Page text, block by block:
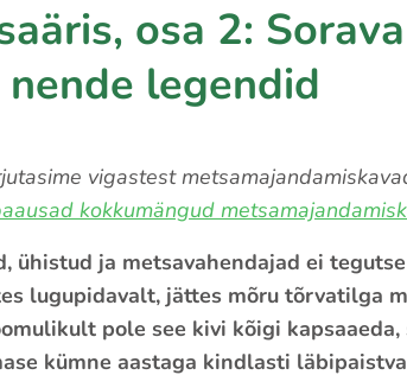
osa 2:
legendid
vigastest
kokkumängud
ühistud ja metsavahendajad ei
lugupidavalt, jättes mõru tõrvatilga
pole see kivi kõigi
kümne aastaga kindlasti